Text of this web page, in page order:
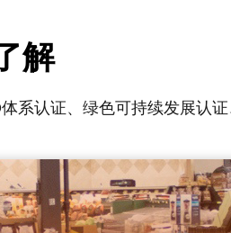
解
系认证、绿色可持续发展认